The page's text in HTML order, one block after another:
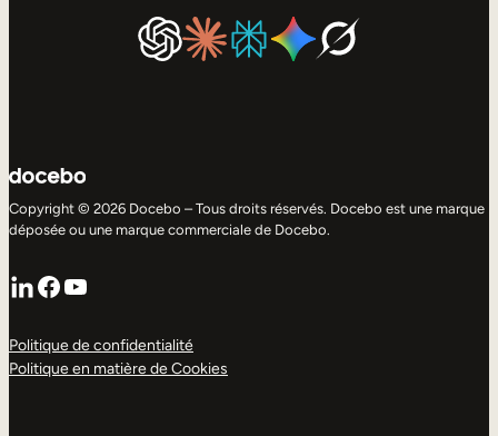
Copyright © 2026 Docebo – Tous droits réservés. Docebo est une marque
déposée ou une marque commerciale de Docebo.
LinkedIn
Facebook
YouTube
Politique de confidentialité
Politique en matière de Cookies